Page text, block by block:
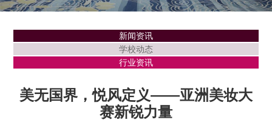
新闻资讯
学校动态
行业资讯
美无国界，悦风定义——亚洲美妆大
赛新锐力量